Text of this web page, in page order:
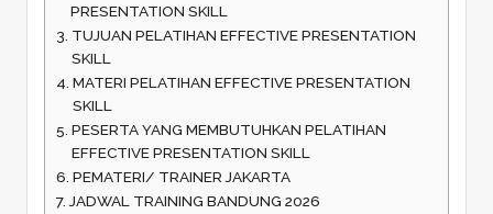
PRESENTATION SKILL
TUJUAN PELATIHAN EFFECTIVE PRESENTATION
SKILL
MATERI PELATIHAN EFFECTIVE PRESENTATION
SKILL
PESERTA YANG MEMBUTUHKAN PELATIHAN
EFFECTIVE PRESENTATION SKILL
PEMATERI/ TRAINER JAKARTA
JADWAL TRAINING BANDUNG 2026